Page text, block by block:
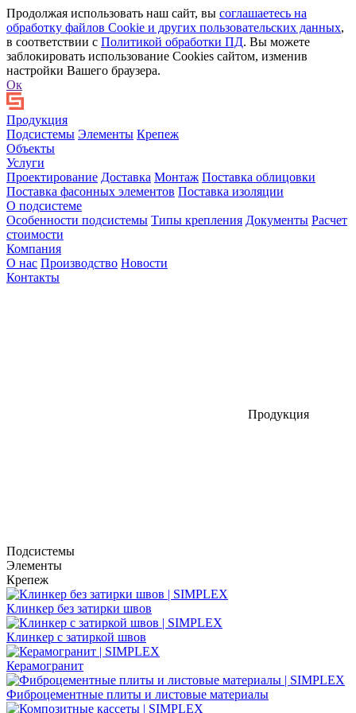
Продолжая использовать наш сайт, вы соглашаетесь на
обработку файлов Сookie и других пользовательских данных,
в соответствии с Политикой обработки ПД. Вы можете
заблокировать использование Cookies сайтом, изменив
настройки Вашего браузера.
Ок
Продукция
Подсистемы Элементы Крепеж
Объекты
Услуги
Проектирование Доставка Монтаж Поставка облицовки
Поставка фасонных элементов Поставка изоляции
О подсистеме
Особенности подсистемы Типы крепления Документы Расчет
стоимости
Компания
О нас Производство Новости
Контакты
Продукция
Подсистемы
Элементы
Крепеж
Клинкер без затирки швов
Клинкер с затиркой швов
Керамогранит
Фиброцементные плиты и листовые материалы